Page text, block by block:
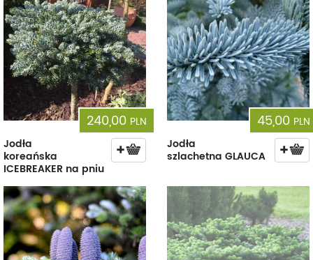
240,00 PLN
Jodła
koreańska
ICEBREAKER na pniu
45,00 PLN
Jodła
szlachetna GLAUCA